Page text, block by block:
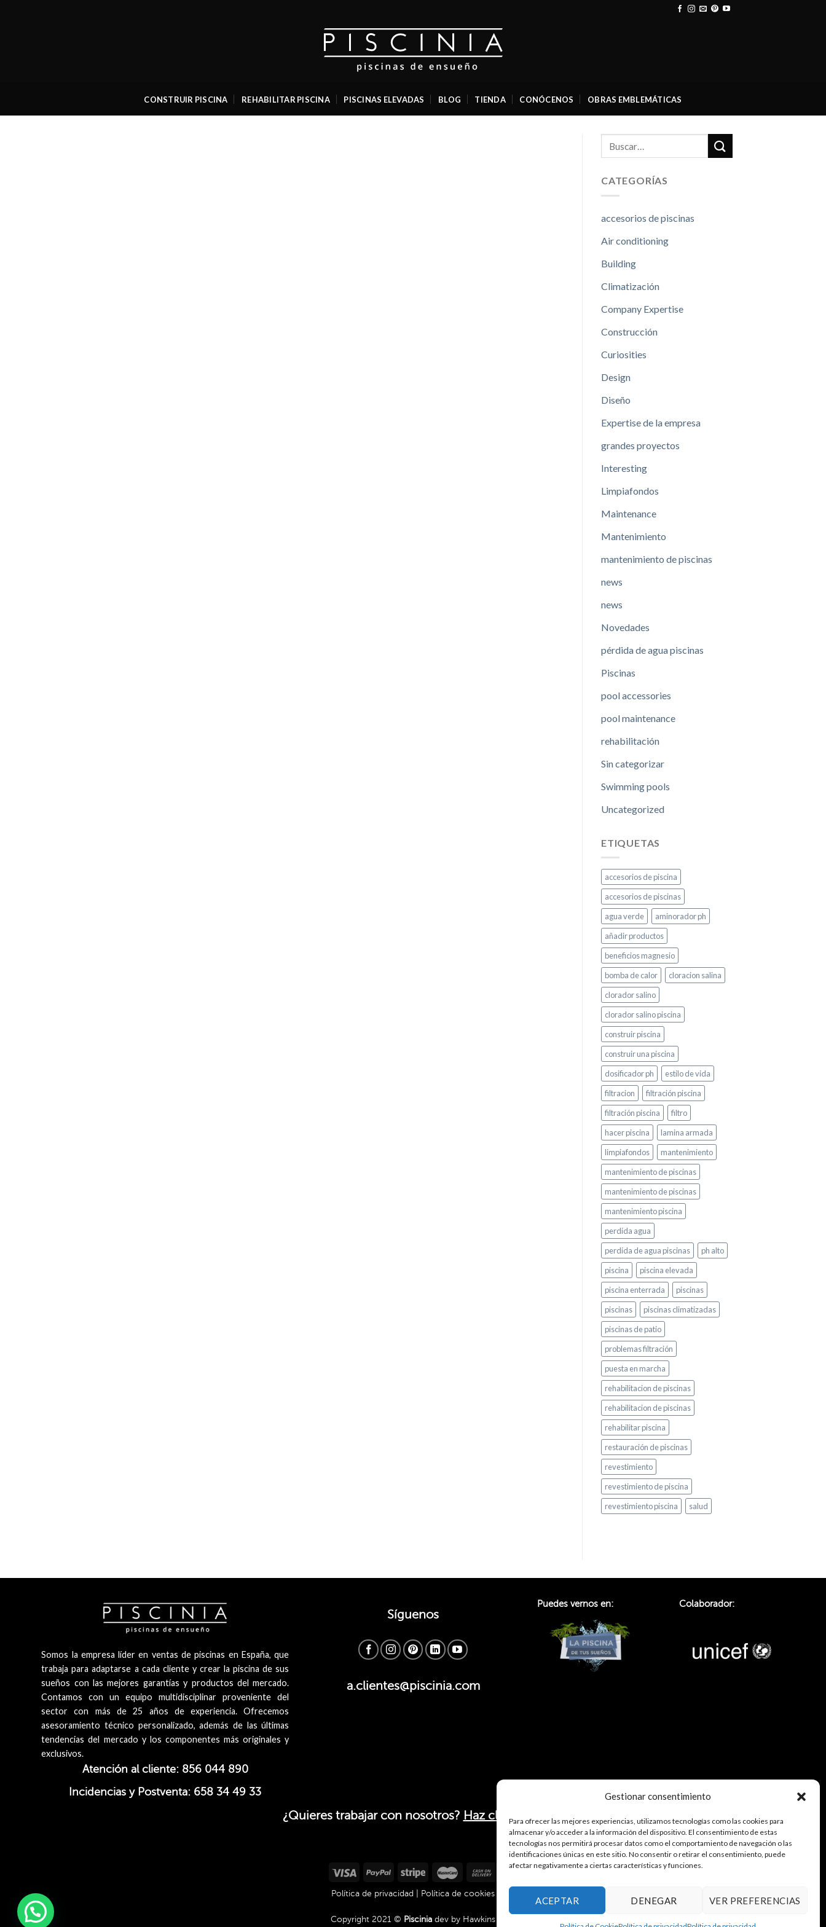
Gestionar consentimiento
Para ofrecer las mejores experiencias, utilizamos tecnologías como las cookies para
almacenar y/o acceder a la información del dispositivo. El consentimiento de estas
tecnologías nos permitirá procesar datos como el comportamiento de navegación o las
identificaciones únicas en este sitio. No consentir o retirar el consentimiento, puede
afectar negativamente a ciertas características y funciones.
ACEPTAR DENEGAR VER PREFERENCIAS
CONSTRUIR PISCINA REHABILITAR PISCINA PISCINAS ELEVADAS BLOG TIENDA CONÓCENOS OBRAS EMBLEMÁTICAS
CATEGORÍAS
accesorios de piscinas
Air conditioning
Building
Climatización
Company Expertise
Construcción
Curiosities
Design
Diseño
Expertise de la empresa
grandes proyectos
Interesting
Limpiafondos
Maintenance
Mantenimiento
mantenimiento de piscinas
news
news
Novedades
pérdida de agua piscinas
Piscinas
pool accessories
pool maintenance
rehabilitación
Sin categorizar
Swimming pools
Uncategorized
ETIQUETAS
accesorios de piscina
accesorios de piscinas
agua verde
aminorador ph
añadir productos
beneficios magnesio
bomba de calor
cloracion salina
clorador salino
clorador salino piscina
construir piscina
construir una piscina
dosificador ph
estilo de vida
filtracion
filtración piscina
filtración piscina
filtro
hacer piscina
lamina armada
limpiafondos
mantenimiento
mantenimiento de piscinas
mantenimiento de piscinas
mantenimiento piscina
perdida agua
perdida de agua piscinas
ph alto
piscina
piscina elevada
piscina enterrada
piscinas
piscinas
piscinas climatizadas
piscinas de patio
problemas filtración
puesta en marcha
rehabilitacion de piscinas
rehabilitacion de piscinas
rehabilitar piscina
restauración de piscinas
revestimiento
revestimiento de piscina
revestimiento piscina
salud
Somos la empresa líder en ventas de piscinas en España, que
trabaja para adaptarse a cada cliente y crear la piscina de sus
sueños con las mejores garantías y productos del mercado.
Contamos con un equipo multidisciplinar proveniente del
sector con más de 25 años de experiencia. Ofrecemos
asesoramiento técnico personalizado, además de las últimas
tendencias del mercado y los componentes más originales y
exclusivos.
Atención al cliente: 856 044 890
Incidencias y Postventa: 658 34 49 33
Síguenos
a.clientes@piscinia.com
Puedes vernos en: Colaborador:
¿Quieres trabajar con nosotros? Haz click aquí.
Política de privacidad Política de cookies
Copyright 2021 © Piscinia dev by Hawkins